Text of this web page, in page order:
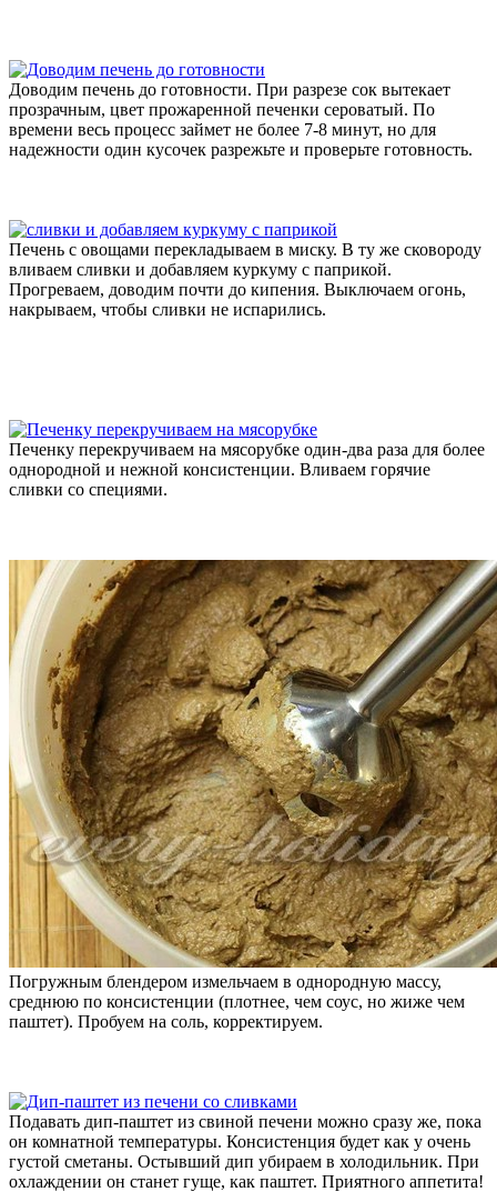
Доводим печень до готовности. При разрезе сок вытекает
прозрачным, цвет прожаренной печенки сероватый. По
времени весь процесс займет не более 7-8 минут, но для
надежности один кусочек разрежьте и проверьте готовность.
Печень с овощами перекладываем в миску. В ту же сковороду
вливаем сливки и добавляем куркуму с паприкой.
Прогреваем, доводим почти до кипения. Выключаем огонь,
накрываем, чтобы сливки не испарились.
Печенку перекручиваем на мясорубке один-два раза для более
однородной и нежной консистенции. Вливаем горячие
сливки со специями.
Погружным блендером измельчаем в однородную массу,
среднюю по консистенции (плотнее, чем соус, но жиже чем
паштет). Пробуем на соль, корректируем.
Подавать дип-паштет из свиной печени можно сразу же, пока
он комнатной температуры. Консистенция будет как у очень
густой сметаны. Остывший дип убираем в холодильник. При
охлаждении он станет гуще, как паштет. Приятного аппетита!